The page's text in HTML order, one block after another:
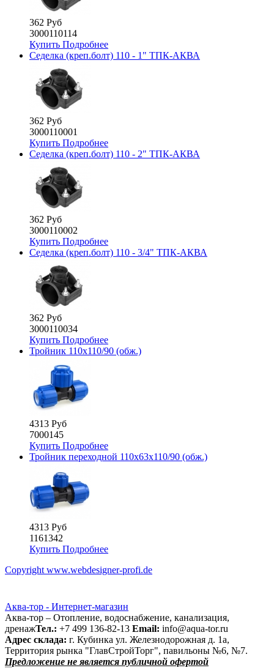
362 Руб
3000110114
Купить Подробнее
Седелка (креп.болт) 110 - 1" ТПК-АКВА
362 Руб
3000110001
Купить Подробнее
Седелка (креп.болт) 110 - 2" ТПК-АКВА
362 Руб
3000110002
Купить Подробнее
Седелка (креп.болт) 110 - 3/4" ТПК-АКВА
362 Руб
3000110034
Купить Подробнее
Тройник 110х110/90 (обж.)
4313 Руб
7000145
Купить Подробнее
Тройник переходной 110х63х110/90 (обж.)
4313 Руб
1161342
Купить Подробнее
Copyright www.webdesigner-profi.de
Аква-тор - Интернет-магазин
Аква-тор – Отопление, водоснабжение, канализация,
дренажТел.: +7 499 136-82-13 Email: info@aqua-tor.ru
Адрес склада: г. Кубинка ул. Железнодорожная д. 1а,
Территория рынка "ГлавСтройТорг", павильоны №6, №7.
Предложение не является публичной офертой